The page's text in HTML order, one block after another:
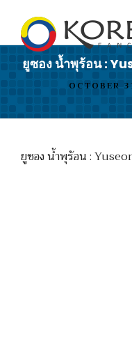
ยูซอง น้ำพุร้อน :
OCTOBER
ยูซอง น้ำพุร้อน :